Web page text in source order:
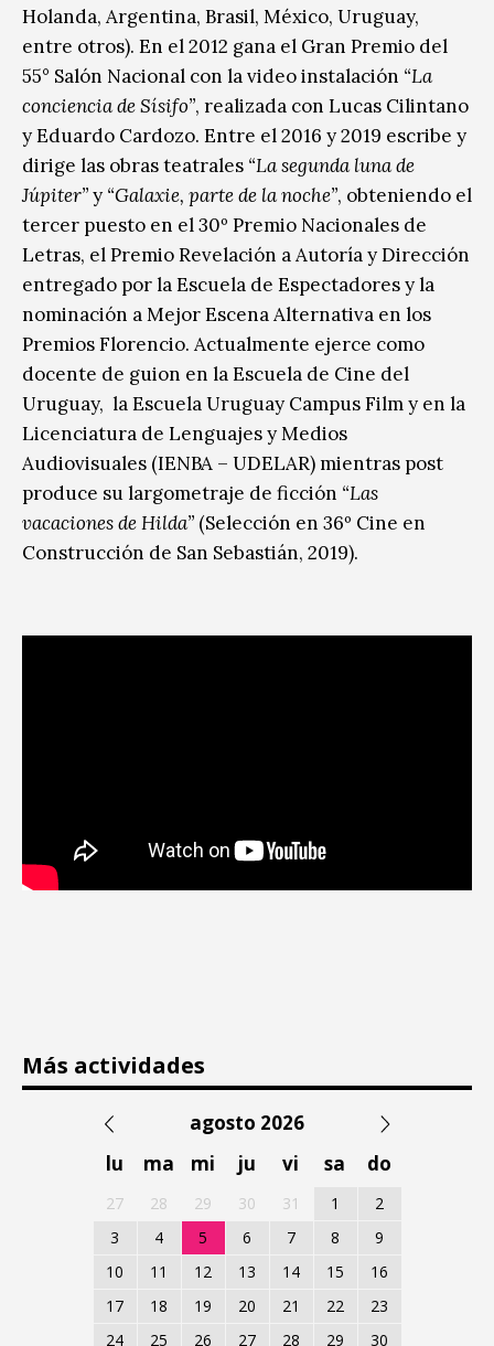
Holanda, Argentina, Brasil, México, Uruguay,
entre otros). En el 2012 gana el Gran Premio del
55° Salón Nacional con la video instalación “La
conciencia de Sísifo”, realizada con Lucas Cilintano
y Eduardo Cardozo. Entre el 2016 y 2019 escribe y
dirige las obras teatrales “La segunda luna de
Júpiter”y “Galaxie, parte de la noche”, obteniendo el
tercer puesto en el 30º Premio Nacionales de
Letras, el Premio Revelación a Autoría y Dirección
entregado por la Escuela de Espectadores y la
nominación a Mejor Escena Alternativa en los
Premios Florencio. Actualmente ejerce como
docente de guion en la Escuela de Cine del
Uruguay, la Escuela Uruguay Campus Film y en la
Licenciatura de Lenguajes y Medios
Audiovisuales (IENBA – UDELAR) mientras post
produce su largometraje de ficción “Las
vacaciones de Hilda” (Selección en 36º Cine en
Construcción de San Sebastián, 2019).
Más actividades
agosto 2026
lu
ma mi ju vi sa do
27 28 29 30 31 1
2
3
4 5 6 7 8
9
10
11 12 13 14 15
16
17
18 19 20 21 22
23
24
25 26 27 28 29
30